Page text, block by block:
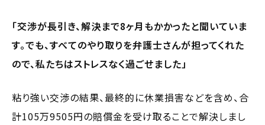
「交渉が長引き、解決まで8ヶ月もかかったと聞いていま
す。でも、すべてのやり取りを弁護士さんが担ってくれた
ので、私たちはストレスなく過ごせました」
粘り強い交渉の結果、最終的に休業損害などを含め、合
計105万9505円の賠償金を受け取ることで解決しまし